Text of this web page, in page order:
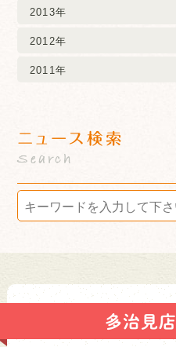
2013年
2012年
2011年
ニュース検索
Search
多治見店